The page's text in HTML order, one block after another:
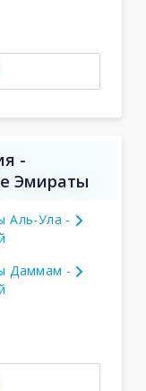
-
Эмираты
Аль-Ула -
Даммам -